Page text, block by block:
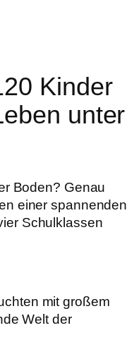
Kinder
unter
Boden? Genau
einer spannenden
Schulklassen
mit großem
Welt der